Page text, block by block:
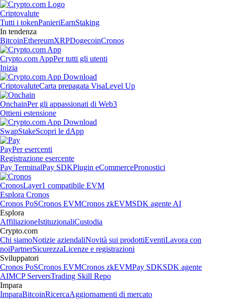
Criptovalute
Tutti i tokenPanieriEarnStaking
In tendenza
BitcoinEthereumXRPDogecoinCronos
Crypto.com AppPer tutti gli utenti
Inizia
CriptovaluteCarta prepagata VisaLevel Up
OnchainPer gli appassionati di Web3
Ottieni estensione
SwapStakeScopri le dApp
PayPer esercenti
Registrazione esercente
Pay TerminalPay SDKPlugin eCommercePronostici
CronosLayer1 compatibile EVM
Esplora Cronos
Cronos PoSCronos EVMCronos zkEVMSDK agente AI
Esplora
AffiliazioneIstituzionaliCustodia
Crypto.com
Chi siamoNotizie aziendaliNovità sui prodottiEventiLavora con
noiPartnerSicurezzaLicenze e registrazioni
Sviluppatori
Cronos PoSCronos EVMCronos zkEVMPay SDKSDK agente
AIMCP ServersTrading Skill Repo
Impara
ImparaBitcoinRicercaAggiornamenti di mercato